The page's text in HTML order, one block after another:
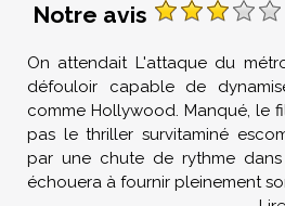
Notre avis
On attendait L'attaque du
défouloir capable de
comme Hollywood. Manqué, le
pas le thriller survitaminé
par une chute de rythme
échouera à fournir pleinement